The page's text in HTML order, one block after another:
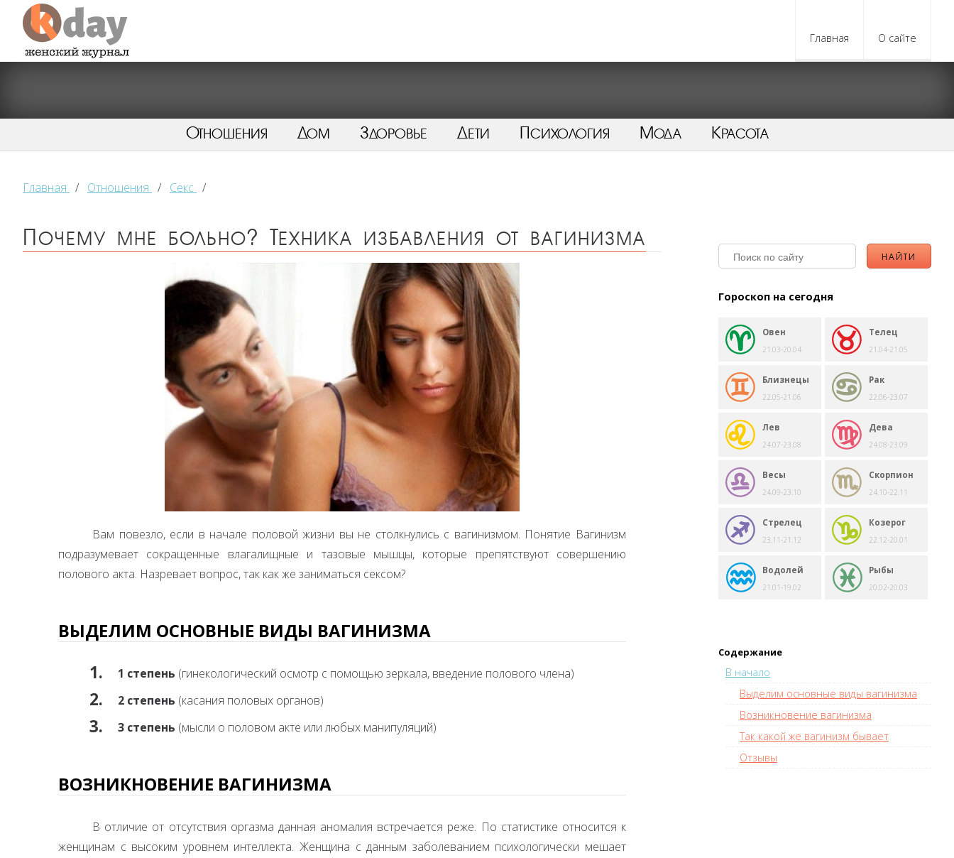
Главная О сайте
Отношения Дом Здоровье Дети Психология Мода Красота
Главная / Отношения / Секс /
Почему мне больно? Техника избавления от вагинизма
Вам повезло, если в начале половой жизни вы не столкнулись с вагинизмом. Понятие Вагинизм
подразумевает сокращенные влагалищные и тазовые мышцы, которые препятствуют совершению
полового акта. Назревает вопрос, так как же заниматься сексом?
ВЫДЕЛИМ ОСНОВНЫЕ ВИДЫ ВАГИНИЗМА
1 степень (гинекологический осмотр с помощью зеркала, введение полового члена)
2 степень (касания половых органов)
3 степень (мысли о половом акте или любых манипуляций)
ВОЗНИКНОВЕНИЕ ВАГИНИЗМА
В отличие от отсутствия оргазма данная аномалия встречается реже. По статистике относится к
женщинам с высоким уровнем интеллекта. Женщина с данным заболеванием психологически мешает
Гороскоп на сегодня
Овен
21.03-20.04
Телец
21.04-21.05
Близнецы
22.05-21.06
Рак
22.06-23.07
Лев
24.07-23.08
Дева
24.08-23.09
Весы
24.09-23.10
Скорпион
24.10-22.11
Стрелец
23.11-21.12
Козерог
22.12-20.01
Водолей
21.01-19.02
Рыбы
20.02-20.03
Содержание
В начало
Выделим основные виды вагинизма
Возникновение вагинизма
Так какой же вагинизм бывает
Отзывы